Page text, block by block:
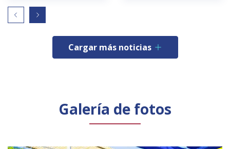
Cargar más noticias
Galería de fotos